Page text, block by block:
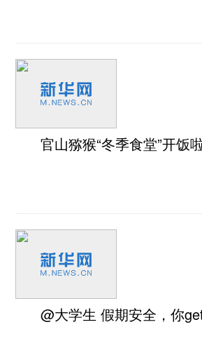
官山猕猴“冬季食堂”开饭
@大学生 假期安全，你